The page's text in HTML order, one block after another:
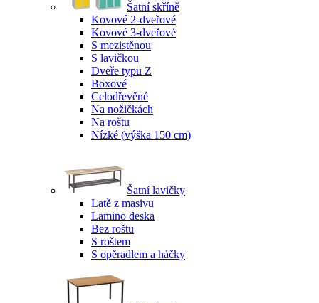
Šatní skříně
Kovové 2-dveřové
Kovové 3-dveřové
S mezistěnou
S lavičkou
Dveře typu Z
Boxové
Celodřevěné
Na nožičkách
Na roštu
Nízké (výška 150 cm)
Šatní lavičky
Latě z masivu
Lamino deska
Bez roštu
S roštem
S opěradlem a háčky